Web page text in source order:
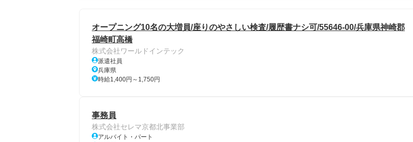
オープニング10名の大増員/座りのやさしい検査/履歴書ナシ可/55646-00/兵庫県神崎郡
福崎町高橋
株式会社ワールドインテック
派遣社員
兵庫県
時給1,400円～1,750円
事務員
株式会社セレマ京都北事業部
アルバイト・パート